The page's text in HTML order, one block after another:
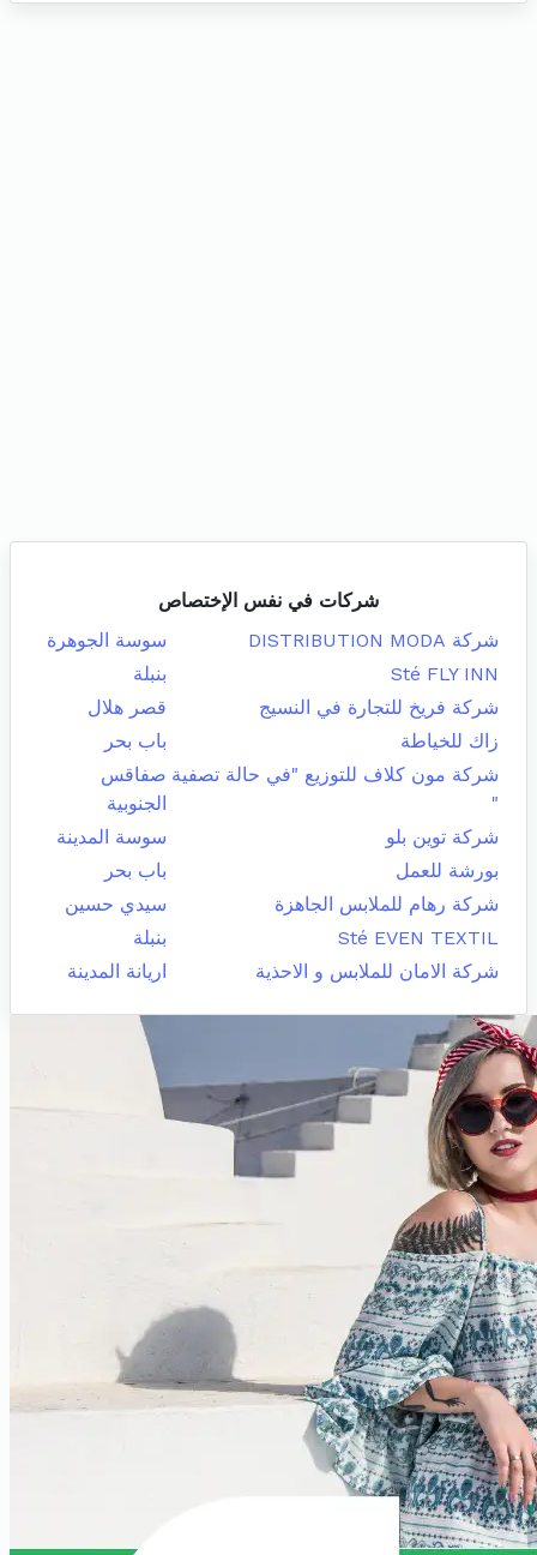
شركات في نفس الإختصاص
شركة DISTRIBUTION MODA
سوسة الجوهرة
Sté FLY INN
بنبلة
شركة فريخ للتجارة في النسيج
قصر هلال
زاك للخياطة
باب بحر
شركة مون كلاف للتوزيع "في حالة تصفية
"
صفاقس
الجنوبية
شركة توين بلو
سوسة المدينة
بورشة للعمل
باب بحر
شركة رهام للملابس الجاهزة
سيدي حسين
Sté EVEN TEXTIL
بنبلة
شركة الامان للملابس و الاحذية
اريانة المدينة